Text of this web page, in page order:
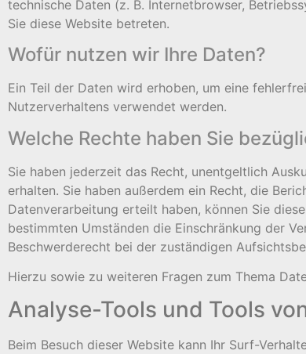
technische Daten (z. B. Internetbrowser,
Sie diese Website betreten.
Wofür nutzen wir Ihre Daten?
Ein Teil der Daten wird erhoben, um eine
Nutzerverhaltens verwendet werden.
Welche Rechte haben Sie
Sie haben jederzeit das Recht, unentgeltlich
erhalten. Sie haben außerdem ein Recht, die
Datenverarbeitung erteilt haben, können Sie
bestimmten Umständen die Einschränkung der
Beschwerderecht bei der zuständigen
Hierzu sowie zu weiteren Fragen zum Thema
Analyse-Tools und Tools
Beim Besuch dieser Website kann Ihr Surf-